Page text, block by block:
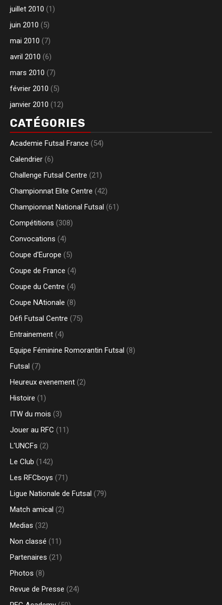
juillet 2010 (1)
juin 2010 (5)
mai 2010 (7)
avril 2010 (6)
mars 2010 (7)
février 2010 (5)
janvier 2010 (12)
CATÉGORIES
Academie Futsal France (54)
Calendrier (6)
Challenge Futsal Centre (21)
Championnat Elite Centre (42)
Championnat National Futsal (61)
Compétitions (308)
Convocations (4)
Coupe d'Europe (5)
Coupe de France (4)
Coupe du Centre (4)
Coupe NAtionale (8)
Défi Futsal Centre (75)
Entrainement (4)
Equipe Féminine Romorantin Futsal (8)
Futsal (7)
Heureux evenement (2)
Histoire (1)
ITW du mois (3)
Jouer au RFC (11)
L'UNCFs (2)
Le Club (142)
Les RFCboys (71)
Ligue Nationale de Futsal (79)
Match amical (2)
Medias (32)
Non classé (11)
Partenaires (21)
Photos (8)
Revue de Presse (24)